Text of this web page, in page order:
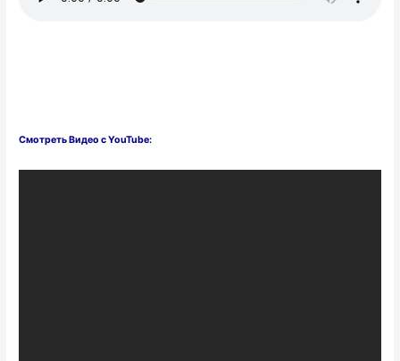
Смотреть Видео с YouTube: